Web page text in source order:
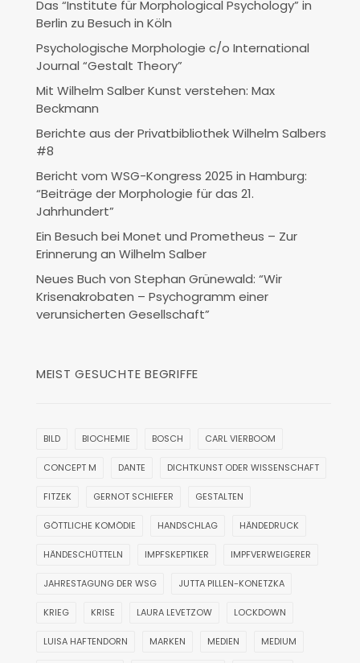
Das “Institute für Morphological Psychology” in
Berlin zu Besuch in Köln
Psychologische Morphologie c/o International
Journal “Gestalt Theory”
Mit Wilhelm Salber Kunst verstehen: Max
Beckmann
Berichte aus der Privatbibliothek Wilhelm Salbers
#8
Bericht vom WSG-Kongress 2025 in Hamburg:
“Beiträge der Morphologie für das 21.
Jahrhundert”
Ein Besuch bei Monet und Prometheus – Zur
Erinnerung an Wilhelm Salber
Neues Buch von Stephan Grünewald: “Wir
Krisenakrobaten – Psychogramm einer
verunsicherten Gesellschaft”
MEIST GESUCHTE BEGRIFFE
BILD BIOCHEMIE BOSCH CARL VIERBOOM
CONCEPT M DANTE DICHTKUNST ODER WISSENSCHAFT
FITZEK GERNOT SCHIEFER GESTALTEN
GÖTTLICHE KOMÖDIE HANDSCHLAG HÄNDEDRUCK
HÄNDESCHÜTTELN IMPFSKEPTIKER IMPFVERWEIGERER
JAHRESTAGUNG DER WSG JUTTA PILLEN-KONETZKA
KRIEG KRISE LAURA LEVETZOW LOCKDOWN
LUISA HAFTENDORN MARKEN MEDIEN MEDIUM